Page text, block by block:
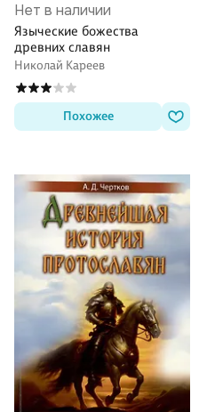
Нет в наличии
Языческие божества
древних славян
Николай Кареев
Похожее